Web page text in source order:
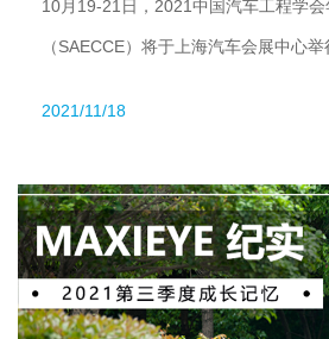
10月19-21日，2021中国汽车工程学
（SAECCE）将于上海汽车会展中心举
2021/11/18